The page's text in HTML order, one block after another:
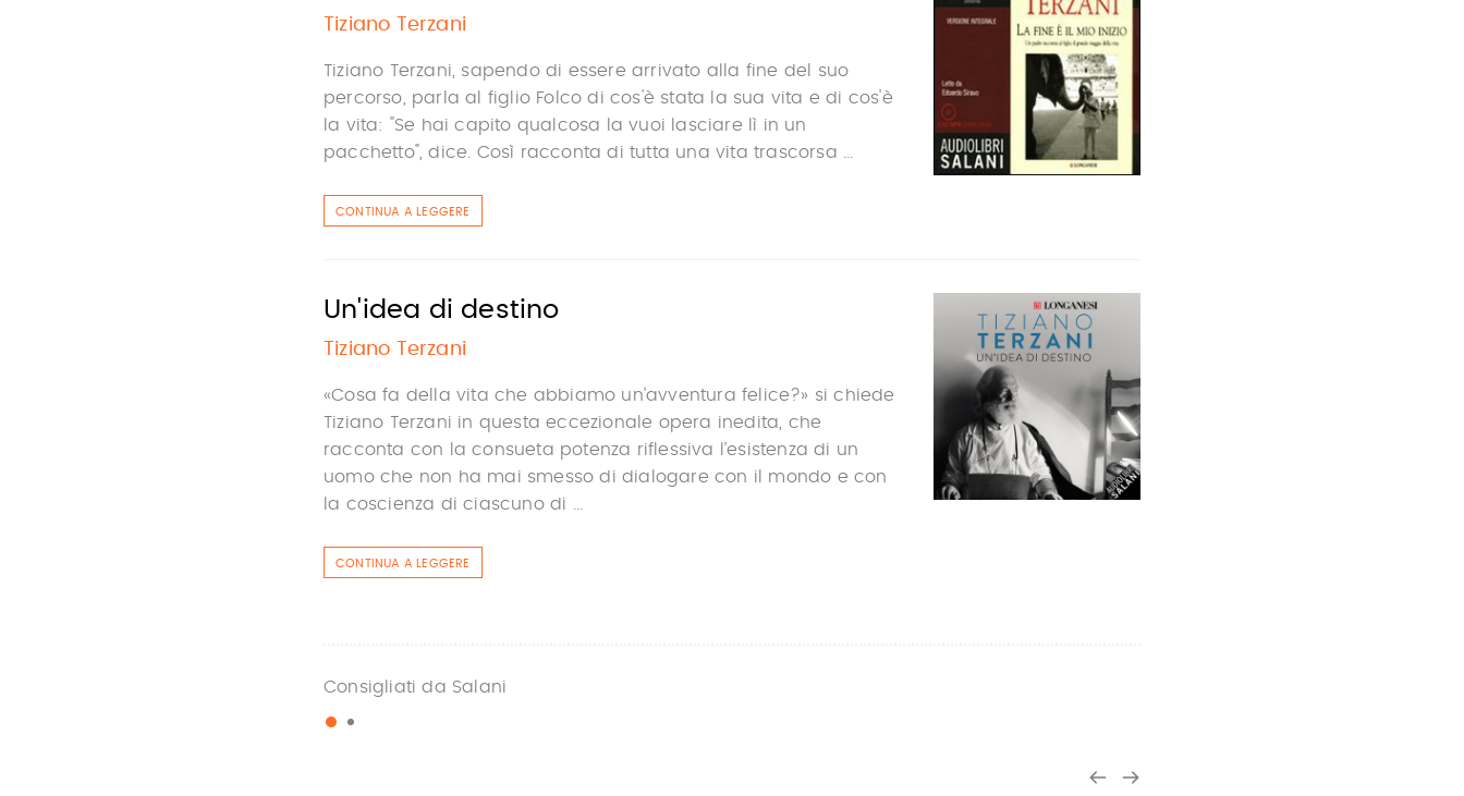
Tiziano Terzani
Tiziano Terzani, sapendo di essere arrivato alla fine del suo
percorso, parla al figlio Folco di cos'è stata la sua vita e di cos'è
la vita: "Se hai capito qualcosa la vuoi lasciare lì in un
pacchetto", dice. Così racconta di tutta una vita trascorsa ...
CONTINUA A LEGGERE
Un'idea di destino
Tiziano Terzani
«Cosa fa della vita che abbiamo un’avventura felice?» si chiede
Tiziano Terzani in questa eccezionale opera inedita, che
racconta con la consueta potenza riflessiva l’esistenza di un
uomo che non ha mai smesso di dialogare con il mondo e con
la coscienza di ciascuno di ...
CONTINUA A LEGGERE
Consigliati da Salani